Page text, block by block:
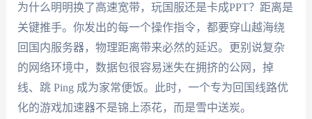
为什么明明换了高速宽带，玩国服还是卡成PPT？距离是
关键推手。你发出的每一个操作指令，都要穿山越海绕
回国内服务器，物理距离带来必然的延迟。更别说复杂
的网络环境中，数据包很容易迷失在拥挤的公网，掉
线、跳 Ping 成为家常便饭。此时，一个专为回国线路优
化的游戏加速器不是锦上添花，而是雪中送炭。